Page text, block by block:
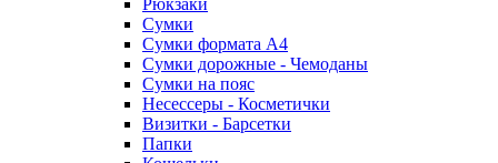
Рюкзаки
Сумки
Сумки формата А4
Сумки дорожные - Чемоданы
Сумки на пояс
Несессеры - Косметички
Визитки - Барсетки
Папки